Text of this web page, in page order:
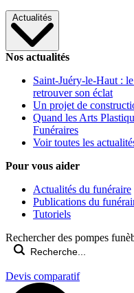
Actualités
Nos actualités
Saint-Juéry-le-Haut :
retrouver son éclat
Un projet de
Quand les Arts
Funéraires
Voir toutes les
Pour vous aider
Actualités du funéraire
Publications du
Tutoriels
Rechercher des pompes
Devis comparatif